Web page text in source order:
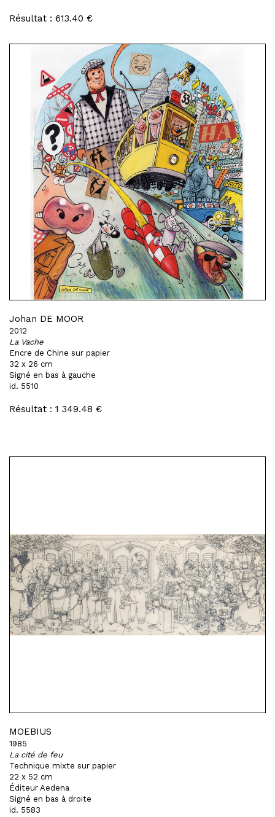
Résultat : 613.40 €
Johan DE MOOR
2012
La Vache
Encre de Chine sur papier
32 x 26 cm
Signé en bas à gauche
id. 5510
Résultat : 1 349.48 €
MOEBIUS
1985
La cité de feu
Technique mixte sur papier
22 x 52 cm
Éditeur Aedena
Signé en bas à droite
id. 5583